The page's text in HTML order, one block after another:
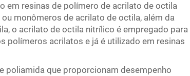
em resinas de polímero de acrilato de octila
monômeros de acrilato de octila, além da
o acrilato de octila nitrílico é empregado para
polímeros acrilatos e já é utilizado em resinas
que proporcionam desempenho